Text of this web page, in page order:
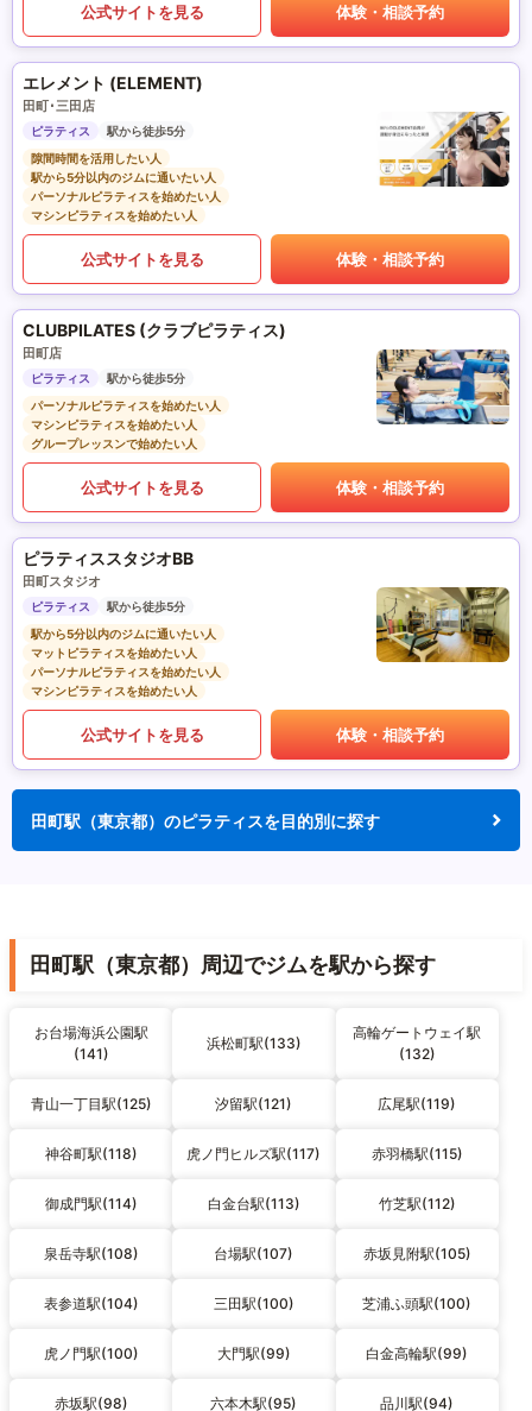
公式サイトを見る 体験・相談予約
エレメント (ELEMENT)
田町･三田店
ピラティス
駅から徒歩5分
隙間時間を活用したい人
駅から5分以内のジムに通いたい人
パーソナルピラティスを始めたい人
マシンピラティスを始めたい人
公式サイトを見る 体験・相談予約
CLUBPILATES (クラブピラティス)
田町店
ピラティス
駅から徒歩5分
パーソナルピラティスを始めたい人
マシンピラティスを始めたい人
グループレッスンで始めたい人
公式サイトを見る 体験・相談予約
ピラティススタジオBB
田町スタジオ
ピラティス
駅から徒歩5分
駅から5分以内のジムに通いたい人
マットピラティスを始めたい人
パーソナルピラティスを始めたい人
マシンピラティスを始めたい人
公式サイトを見る 体験・相談予約
田町駅（東京都）のピラティスを目的別に探す
田町駅（東京都）周辺でジムを駅から探す
お台場海浜公園駅
(141)
浜松町駅(133)
高輪ゲートウェイ駅
(132)
青山一丁目駅(125) 汐留駅(121) 広尾駅(119)
神谷町駅(118) 虎ノ門ヒルズ駅(117) 赤羽橋駅(115)
御成門駅(114) 白金台駅(113) 竹芝駅(112)
泉岳寺駅(108) 台場駅(107) 赤坂見附駅(105)
表参道駅(104) 三田駅(100) 芝浦ふ頭駅(100)
虎ノ門駅(100) 大門駅(99) 白金高輪駅(99)
赤坂駅(98) 六本木駅(95) 品川駅(94)